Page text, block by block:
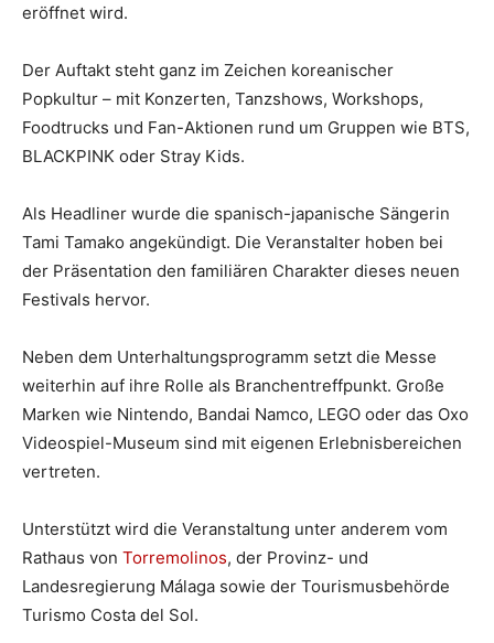
eröffnet wird.
Der Auftakt steht ganz im Zeichen koreanischer
Popkultur – mit Konzerten, Tanzshows, Workshops,
Foodtrucks und Fan-Aktionen rund um Gruppen wie BTS,
BLACKPINK oder Stray Kids.
Als Headliner wurde die spanisch-japanische Sängerin
Tami Tamako angekündigt. Die Veranstalter hoben bei
der Präsentation den familiären Charakter dieses neuen
Festivals hervor.
Neben dem Unterhaltungsprogramm setzt die Messe
weiterhin auf ihre Rolle als Branchentreffpunkt. Große
Marken wie Nintendo, Bandai Namco, LEGO oder das Oxo
Videospiel-Museum sind mit eigenen Erlebnisbereichen
vertreten.
Unterstützt wird die Veranstaltung unter anderem vom
Rathaus von Torremolinos, der Provinz- und
Landesregierung Málaga sowie der Tourismusbehörde
Turismo Costa del Sol.